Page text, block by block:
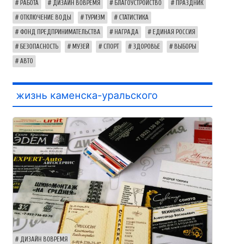
РАБОТА ДИЗАЙН ВОВРЕМЯ БЛАГОУСТРОЙСТВО ПРАЗДНИК
ОТКЛЮЧЕНИЕ ВОДЫ ТУРИЗМ СТАТИСТИКА
ФОНД ПРЕДПРИНИМАТЕЛЬСТВА НАГРАДА ЕДИНАЯ РОССИЯ
БЕЗОПАСНОСТЬ МУЗЕЙ СПОРТ ЗДОРОВЬЕ ВЫБОРЫ
АВТО
жизнь каменска-уральского
ДИЗАЙН ВОВРЕМЯ